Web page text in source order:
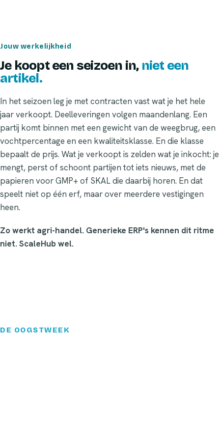
Jouw werkelijkheid
Je koopt een seizoen in, niet een
artikel.
In het seizoen leg je met contracten vast wat je het hele
jaar verkoopt. Deelleveringen volgen maandenlang. Een
partij komt binnen met een gewicht van de weegbrug, een
vochtpercentage en een kwaliteitsklasse. En die klasse
bepaalt de prijs. Wat je verkoopt is zelden wat je inkocht: je
mengt, perst of schoont partijen tot iets nieuws, met de
papieren voor GMP+ of SKAL die daarbij horen. En dat
speelt niet op één erf, maar over meerdere vestigingen
heen.
Zo werkt agri-handel. Generieke ERP's kennen dit ritme
niet. ScaleHub wel.
DE OOGSTWEEK